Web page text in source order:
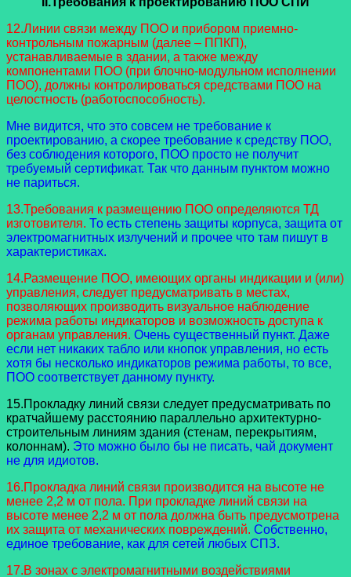
12.Линии связи между ПОО и прибором приемно-
контрольным пожарным (далее – ППКП),
устанавливаемые в здании, а также между
компонентами ПОО (при блочно-модульном исполнении
ПОО), должны контролироваться средствами ПОО на
целостность (работоспособность).
Мне видится, что это совсем не требование к
проектированию, а скорее требование к средству ПОО,
без соблюдения которого, ПОО просто не получит
требуемый сертификат. Так что данным пунктом можно
не париться.
13.Требования к размещению ПОО определяются ТД
изготовителя. То есть степень защиты корпуса, защита от
электромагнитных излучений и прочее что там пишут в
характеристиках.
14.Размещение ПОО, имеющих органы индикации и (или)
управления, следует предусматривать в местах,
позволяющих производить визуальное наблюдение
режима работы индикаторов и возможность доступа к
органам управления. Очень существенный пункт. Даже
если нет никаких табло или кнопок управления, но есть
хотя бы несколько индикаторов режима работы, то все,
ПОО соответствует данному пункту.
15.Прокладку линий связи следует предусматривать по
кратчайшему расстоянию параллельно архитектурно-
строительным линиям здания (стенам, перекрытиям,
колоннам). Это можно было бы не писать, чай документ
не для идиотов.
16.Прокладка линий связи производится на высоте не
менее 2,2 м от пола. При прокладке линий связи на
высоте менее 2,2 м от пола должна быть предусмотрена
их защита от механических повреждений. Собственно,
единое требование, как для сетей любых СПЗ.
17.В зонах с электромагнитными воздействиями